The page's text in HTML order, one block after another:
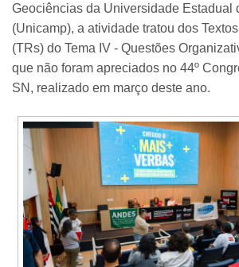
Geociências da Universidade Estadual
(Unicamp), a atividade tratou dos
(TRs) do Tema IV - Questões
que não foram apreciados no 44º
SN, realizado em março deste ano.